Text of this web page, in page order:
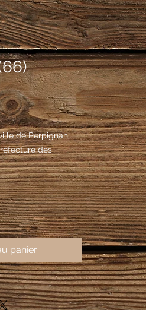
de Perpignan
des
à l'écusson
sur le tout
debout de
d'une tunique
à la taille d'une
naturel, et d'un
de sinople,
croix haute d'or et
agnelet
si vous
panier